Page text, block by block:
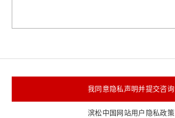
我同意隐私声明并提交咨询
滨松中国网站用户隐私政策